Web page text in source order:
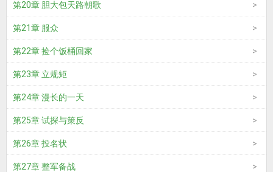
第20章 胆大包天路朝歌
第21章 服众
第22章 捡个饭桶回家
第23章 立规矩
第24章 漫长的一天
第25章 试探与策反
第26章 投名状
第27章 整军备战